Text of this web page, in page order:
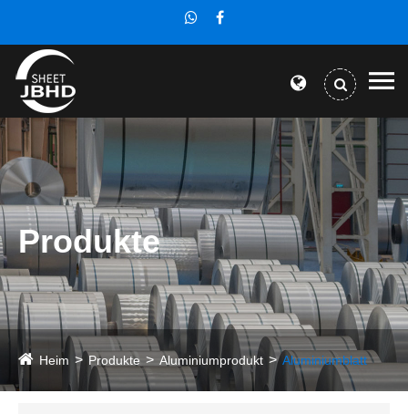
Produkte
Heim Produkte Aluminiumprodukt Aluminiumblatt